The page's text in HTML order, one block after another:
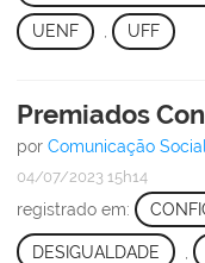
UENF UFF
Premiados
por Comunicação
04/07/2023 15h14
registrado em:
DESIGUALDADE